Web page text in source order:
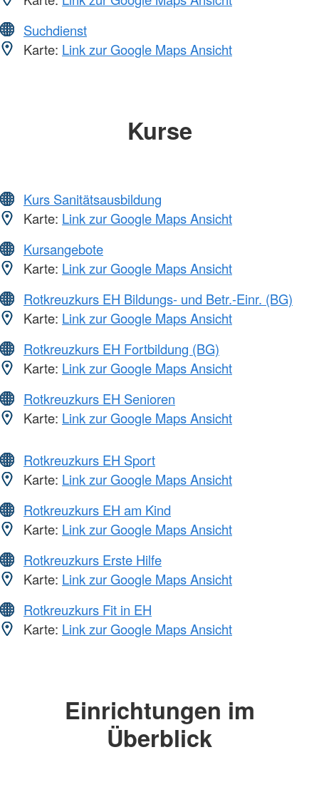
Suchdienst
Karte: Link zur Google Maps Ansicht
Kurse
Kurs Sanitätsausbildung
Karte: Link zur Google Maps Ansicht
Kursangebote
Karte: Link zur Google Maps Ansicht
Rotkreuzkurs EH Bildungs- und Betr.-Einr. (BG)
Karte: Link zur Google Maps Ansicht
Rotkreuzkurs EH Fortbildung (BG)
Karte: Link zur Google Maps Ansicht
Rotkreuzkurs EH Senioren
Karte: Link zur Google Maps Ansicht
Rotkreuzkurs EH Sport
Karte: Link zur Google Maps Ansicht
Rotkreuzkurs EH am Kind
Karte: Link zur Google Maps Ansicht
Rotkreuzkurs Erste Hilfe
Karte: Link zur Google Maps Ansicht
Rotkreuzkurs Fit in EH
Karte: Link zur Google Maps Ansicht
Einrichtungen im
Überblick